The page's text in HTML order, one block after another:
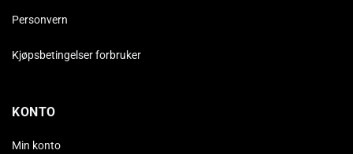
Personvern
Kjøpsbetingelser forbruker
KONTO
Min konto